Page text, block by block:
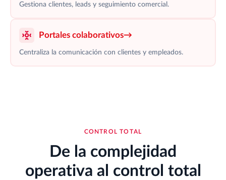
Gestiona clientes, leads y seguimiento comercial.
Portales colaborativos→
Centraliza la comunicación con clientes y empleados.
CONTROL TOTAL
De la complejidad
operativa al control total